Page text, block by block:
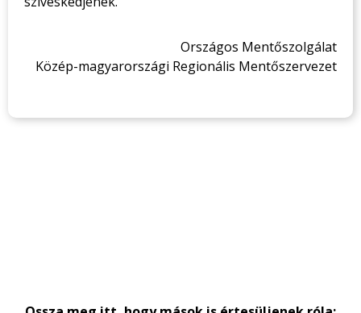
Országos Mentőszolgálat
Közép-magyarországi Regionális Mentőszervezet